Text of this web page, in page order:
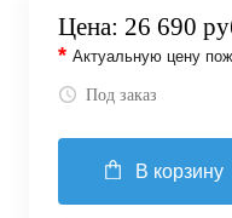
Цена: 26 690
* Актуальную цену
Под заказ
В корзину